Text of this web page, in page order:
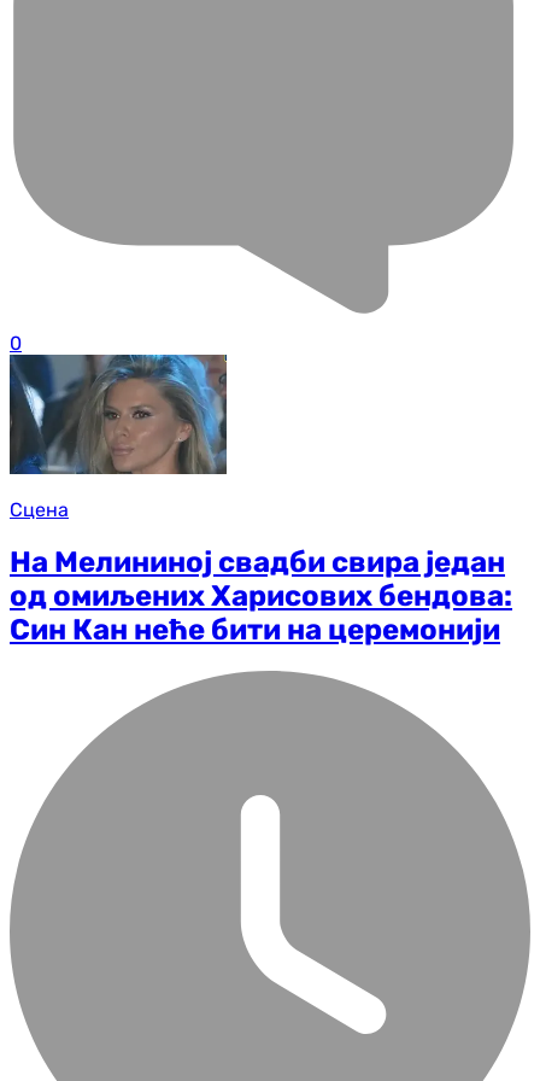
0
Сцена
На Мелининој свадби свира један
од омиљених Харисових бендова:
Син Кан неће бити на церемонији